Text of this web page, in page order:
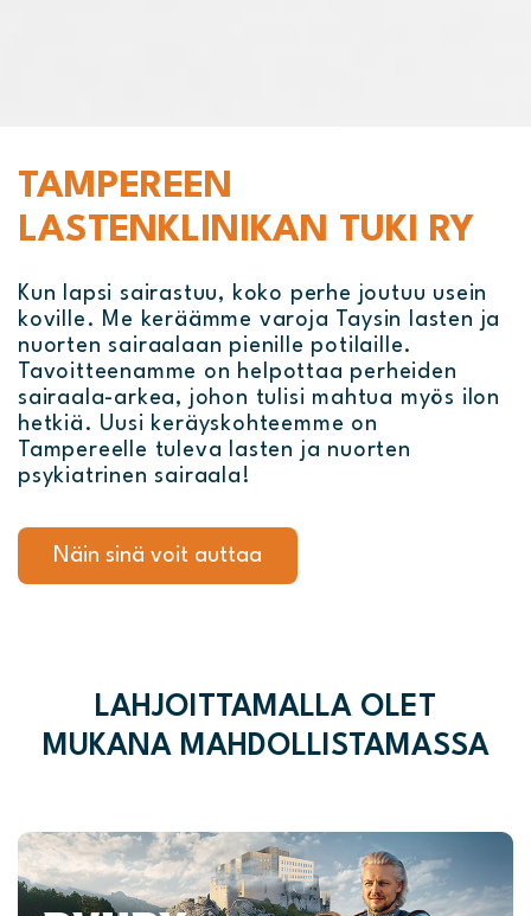
TAMPEREEN
LASTENKLINIKAN TUKI RY
Kun lapsi sairastuu, koko perhe joutuu usein
koville. Me keräämme varoja Taysin lasten ja
nuorten sairaalaan pienille potilaille.
Tavoitteenamme on helpottaa perheiden
sairaala-arkea, johon tulisi mahtua myös ilon
hetkiä. Uusi keräyskohteemme on
Tampereelle tuleva lasten ja nuorten
psykiatrinen sairaala!
Näin sinä voit auttaa
LAHJOITTAMALLA OLET
MUKANA MAHDOLLISTAMASSA